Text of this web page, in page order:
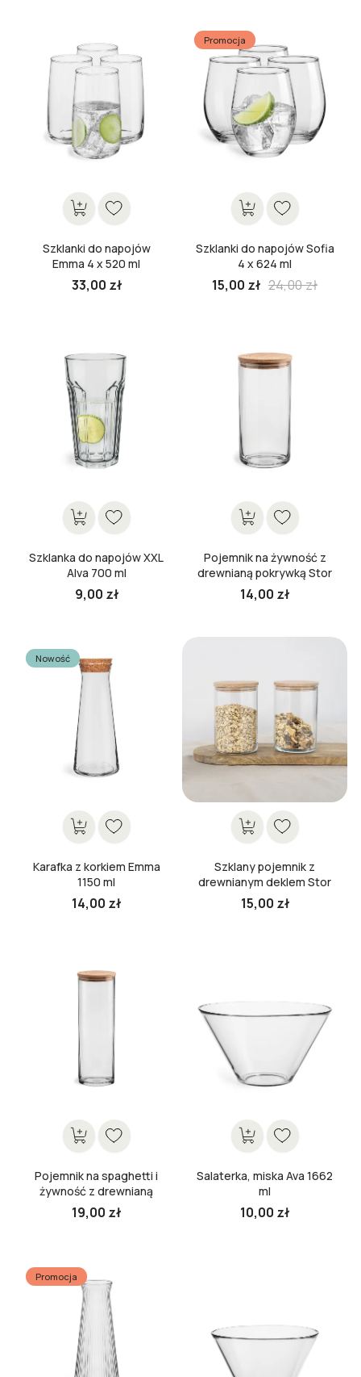
Szklanki do napojów
Emma 4 x 520 ml
33,00 zł
Promocja
Szklanki do napojów Sofia
4 x 624 ml
15,00 zł 24,00 złCena
Szklanka do napojów XXL
Alva 700 ml
9,00 zł
Pojemnik na żywność z
drewnianą pokrywką Stor
20 cm
14,00 zł
Nowość
Karafka z korkiem Emma
1150 ml
14,00 zł
Szklany pojemnik z
drewnianym deklem Stor
15 cm
15,00 zł
Pojemnik na spaghetti i
żywność z drewnianą
pokrywką Stor 29,5 cm
19,00 zł
Salaterka, miska Ava 1662
ml
10,00 zł
Promocja